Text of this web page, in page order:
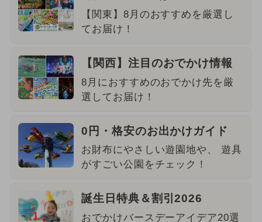
【関東】8月のおすすめを厳選し
てお届け！
【関西】注目のおでかけ情報
8月におすすめのおでかけ先を厳
選してお届け！
0円・格安のお出かけガイド
お財布にやさしい遊園地や、 遊具
がすごい公園をチェック！
誕生日特典＆割引2026
おでかけバースデーアイデア20選